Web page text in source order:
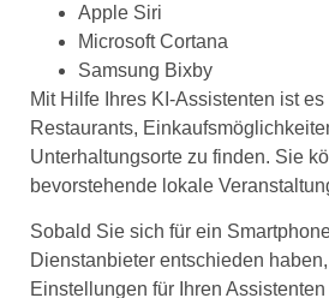
Apple Siri
Microsoft Cortana
Samsung Bixby
Mit Hilfe Ihres KI-Assistenten ist
Restaurants,
Unterhaltungsorte zu finden. Sie
bevorstehende lokale
Sobald Sie sich für ein
Dienstanbieter entschieden
Einstellungen für Ihren